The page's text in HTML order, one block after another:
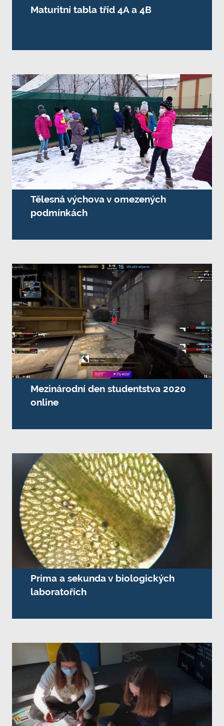
Maturitní tabla tříd 4A a 4B
Tělesná výchova v omezených
podmínkách
Mezinárodní den studentstva 2020
online
Prima a sekunda v biologických
laboratořích